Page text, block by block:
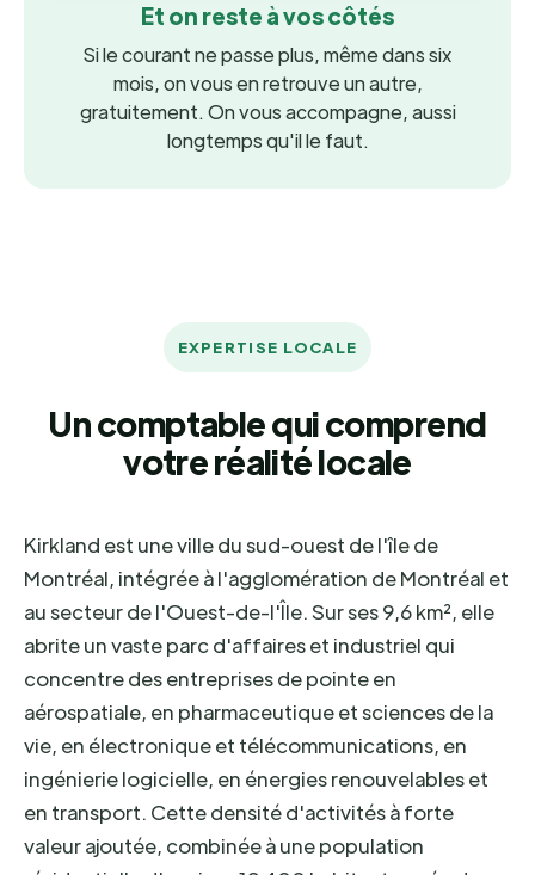
Et on reste à vos côtés
Si le courant ne passe plus, même dans six
mois, on vous en retrouve un autre,
gratuitement. On vous accompagne, aussi
longtemps qu'il le faut.
EXPERTISE LOCALE
Un comptable qui comprend
votre réalité locale
Kirkland est une ville du sud-ouest de l'île de
Montréal, intégrée à l'agglomération de Montréal et
au secteur de l'Ouest-de-l'Île. Sur ses 9,6 km², elle
abrite un vaste parc d'affaires et industriel qui
concentre des entreprises de pointe en
aérospatiale, en pharmaceutique et sciences de la
vie, en électronique et télécommunications, en
ingénierie logicielle, en énergies renouvelables et
en transport. Cette densité d'activités à forte
valeur ajoutée, combinée à une population